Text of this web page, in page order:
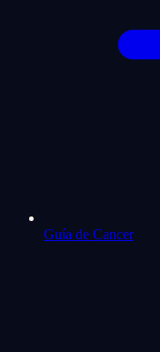
Guía de Cancer